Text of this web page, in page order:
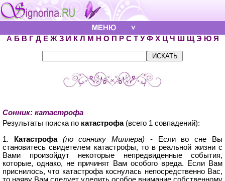
А Б В Г Д Е Ж З И К Л М Н О П Р С Т У Ф Х Ц Ч Ш Щ Э Ю Я
Сонник: катастрофа
Результаты поиска по катастрофа(всего 1 совпадений):
1.
Катастрофа (по соннику Миллера) - Если во сне Вы
становитесь свидетелем катастрофы, то в реальной жизни с
Вами произойдут некоторые непредвиденные события,
которые, однако, не причинят Вам особого вреда. Если Вам
приснилось, что катастрофа коснулась непосредственно Вас,